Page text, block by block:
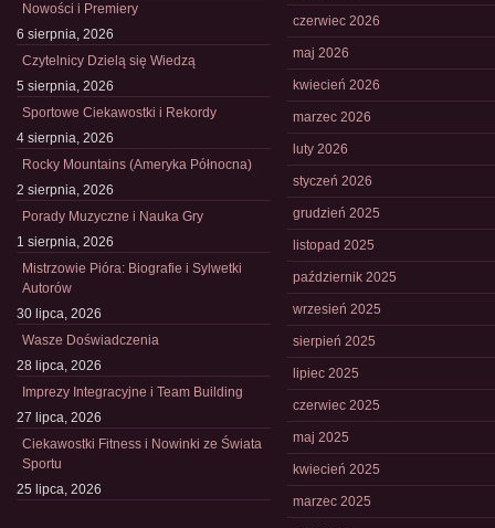
Nowości i Premiery
6 sierpnia, 2026
Czytelnicy Dzielą się Wiedzą
5 sierpnia, 2026
Sportowe Ciekawostki i Rekordy
4 sierpnia, 2026
Rocky Mountains (Ameryka Północna)
2 sierpnia, 2026
Porady Muzyczne i Nauka Gry
1 sierpnia, 2026
Mistrzowie Pióra: Biografie i Sylwetki
Autorów
30 lipca, 2026
Wasze Doświadczenia
28 lipca, 2026
Imprezy Integracyjne i Team Building
27 lipca, 2026
Ciekawostki Fitness i Nowinki ze Świata
Sportu
25 lipca, 2026
czerwiec 2026
maj 2026
kwiecień 2026
marzec 2026
luty 2026
styczeń 2026
grudzień 2025
listopad 2025
październik 2025
wrzesień 2025
sierpień 2025
lipiec 2025
czerwiec 2025
maj 2025
kwiecień 2025
marzec 2025